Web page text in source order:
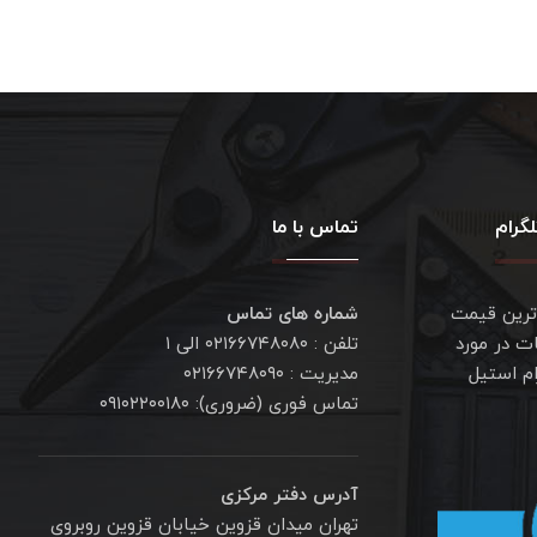
قیمت
در مورد
استیل
تماس با ما
شماره های تماس
تلفن : ۰۲۱۶۶۷۴۸۰۸۰ الی ۱
مدیریت : ۰۲۱۶۶۷۴۸۰۹۰
تماس فوری (ضروری): ۰۹۱۰۲۲۰۰۱۸۰
آدرس دفتر مرکزی
تهران میدان قزوین خیابان قزوین روبروی